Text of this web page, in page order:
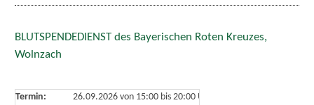
BLUTSPENDEDIENST des Bayerischen Roten Kreuzes,
Wolnzach
Termin: 26.09.2026 von 15:00bis 20:00 Uhr